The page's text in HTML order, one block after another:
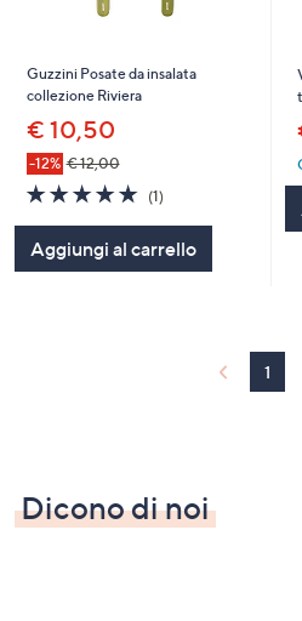
Guzzini Posate da insalata
collezione Riviera
€ 10,50
-12% € 12,00
5.0
of
5
Stars
(1)
Aggiungi al carrello
1
Dicono di noi